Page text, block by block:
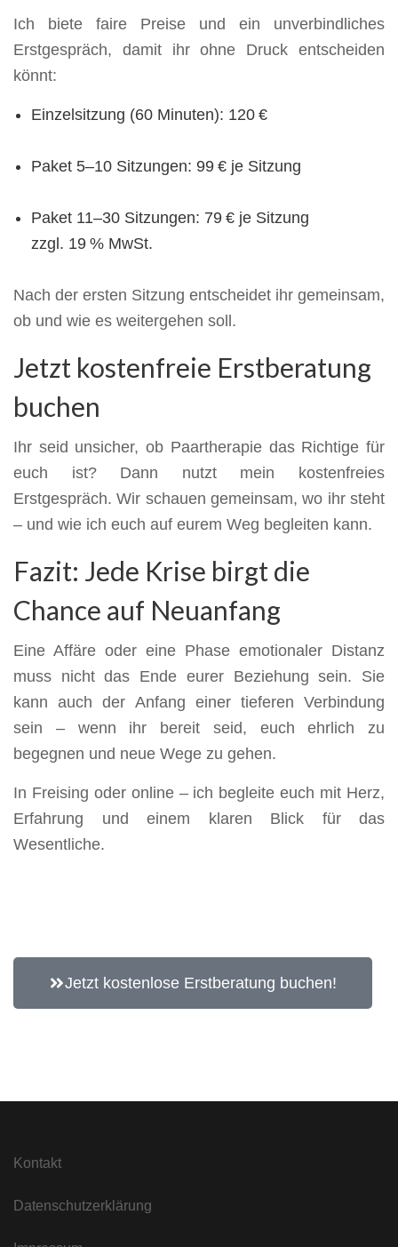
Ich biete faire Preise und ein unverbindliches
Erstgespräch, damit ihr ohne Druck entscheiden
könnt:
Einzelsitzung (60 Minuten): 120 €
Paket 5–10 Sitzungen: 99 € je Sitzung
Paket 11–30 Sitzungen: 79 € je Sitzung
zzgl. 19 % MwSt.
Nach der ersten Sitzung entscheidet ihr gemeinsam,
ob und wie es weitergehen soll.
Jetzt kostenfreie Erstberatung
buchen
Ihr seid unsicher, ob Paartherapie das Richtige für
euch ist? Dann nutzt mein kostenfreies
Erstgespräch. Wir schauen gemeinsam, wo ihr steht
– und wie ich euch auf eurem Weg begleiten kann.
Fazit: Jede Krise birgt die
Chance auf Neuanfang
Eine Affäre oder eine Phase emotionaler Distanz
muss nicht das Ende eurer Beziehung sein. Sie
kann auch der Anfang einer tieferen Verbindung
sein – wenn ihr bereit seid, euch ehrlich zu
begegnen und neue Wege zu gehen.
In Freising oder online – ich begleite euch mit Herz,
Erfahrung und einem klaren Blick für das
Wesentliche.
Jetzt kostenlose Erstberatung buchen!
Kontakt
Datenschutzerklärung